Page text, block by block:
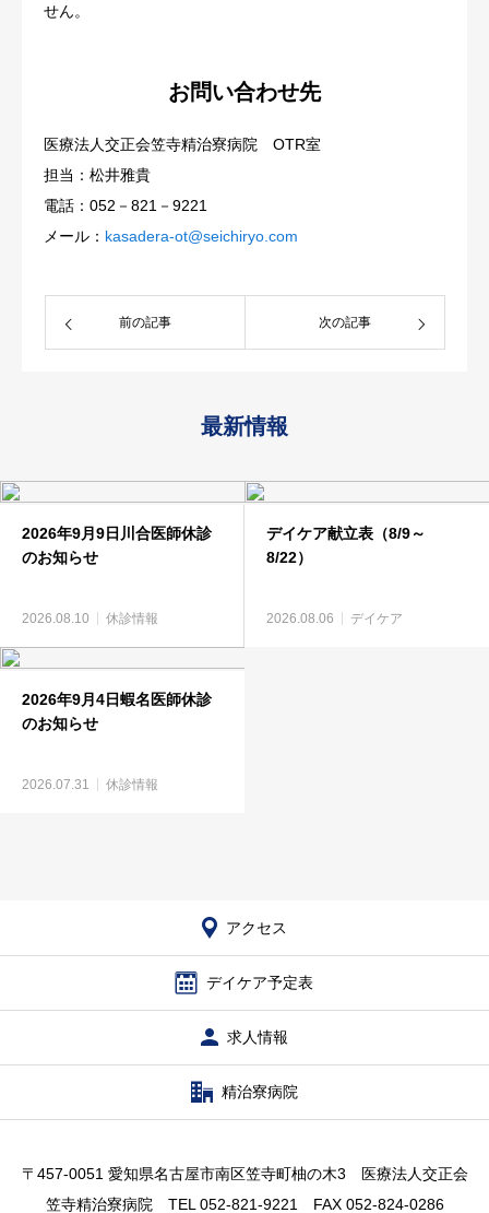
せん。
お問い合わせ先
医療法人交正会笠寺精治寮病院 OTR室
担当：松井雅貴
電話：052－821－9221
メール： kasadera-ot@seichiryo.com
前の記事 次の記事
最新情報
2026年9月9日川合医師休診
のお知らせ
2026.08.10 休診情報
デイケア献立表（8/9～
8/22）
2026.08.06 デイケア
2026年9月4日蝦名医師休診
のお知らせ
2026.07.31 休診情報
アクセス
デイケア予定表
求人情報
精治寮病院
〒457-0051 愛知県名古屋市南区笠寺町柚の木3 医療法人交正会
笠寺精治寮病院 TEL 052-821-9221 FAX 052-824-0286